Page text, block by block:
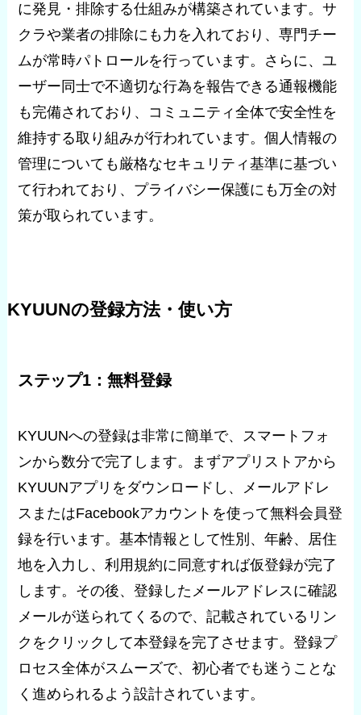
に発見・排除する仕組みが構築されています。サ
クラや業者の排除にも力を入れており、専門チー
ムが常時パトロールを行っています。さらに、ユ
ーザー同士で不適切な行為を報告できる通報機能
も完備されており、コミュニティ全体で安全性を
維持する取り組みが行われています。個人情報の
管理についても厳格なセキュリティ基準に基づい
て行われており、プライバシー保護にも万全の対
策が取られています。
KYUUNの登録方法・使い方
ステップ1：無料登録
KYUUNへの登録は非常に簡単で、スマートフォ
ンから数分で完了します。まずアプリストアから
KYUUNアプリをダウンロードし、メールアドレ
スまたはFacebookアカウントを使って無料会員登
録を行います。基本情報として性別、年齢、居住
地を入力し、利用規約に同意すれば仮登録が完了
します。その後、登録したメールアドレスに確認
メールが送られてくるので、記載されているリン
クをクリックして本登録を完了させます。登録プ
ロセス全体がスムーズで、初心者でも迷うことな
く進められるよう設計されています。